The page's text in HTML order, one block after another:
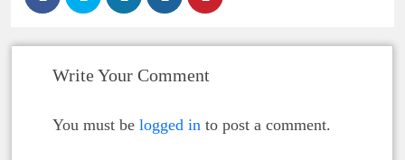
Write Your Comment
You must be logged in to post a comment.